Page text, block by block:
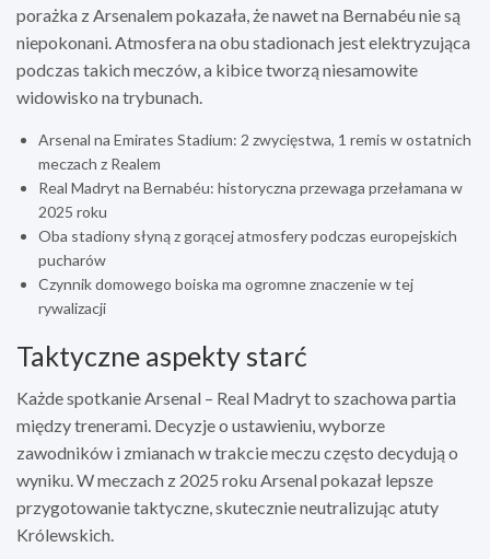
porażka z Arsenalem pokazała, że nawet na Bernabéu nie są
niepokonani. Atmosfera na obu stadionach jest elektryzująca
podczas takich meczów, a kibice tworzą niesamowite
widowisko na trybunach.
Arsenal na Emirates Stadium: 2 zwycięstwa, 1 remis w ostatnich
meczach z Realem
Real Madryt na Bernabéu: historyczna przewaga przełamana w
2025 roku
Oba stadiony słyną z gorącej atmosfery podczas europejskich
pucharów
Czynnik domowego boiska ma ogromne znaczenie w tej
rywalizacji
Taktyczne aspekty starć
Każde spotkanie Arsenal – Real Madryt to szachowa partia
między trenerami. Decyzje o ustawieniu, wyborze
zawodników i zmianach w trakcie meczu często decydują o
wyniku. W meczach z 2025 roku Arsenal pokazał lepsze
przygotowanie taktyczne, skutecznie neutralizując atuty
Królewskich.